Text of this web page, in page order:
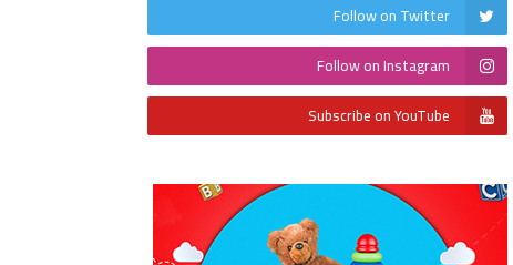
Follow on Twitter
Follow on Instagram
Subscribe on YouTube